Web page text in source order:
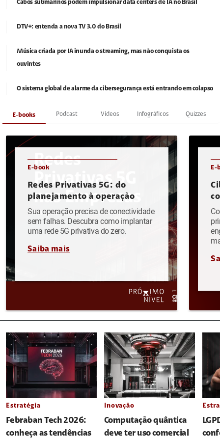
Cabos submarinos podem impulsionar data centers de IA no Brasil
DTV+: entenda a nova TV 3.0 do Brasil
Música criada por IA inunda o streaming, mas não conquista os
ouvintes
O sistema global de alarme da cibersegurança está entrando em colapso
E-books Podcast Vídeos Infográficos Quizzes
E-book
Redes Privativas 5G: do
planejamento à operação
Sua operação precisa de conectividade
sem falhas. Descubra como implantar
uma rede 5G privativa do zero.
Saiba mais
E-
Estratégia
Febraban Tech 2026:
conheça as tendências
Inovação
Computação quântica
deve ter uso comercial